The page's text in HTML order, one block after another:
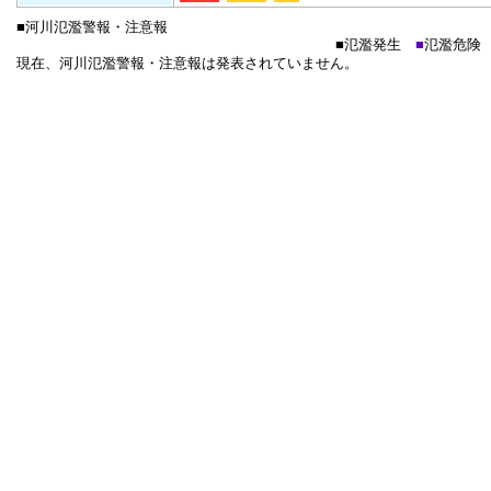
■河川氾濫警報・注意報
■氾濫発生 ■氾濫危険
現在、河川氾濫警報・注意報は発表されていません。